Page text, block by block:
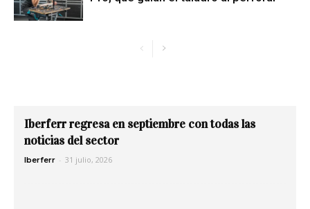
Iberferr regresa en septiembre con todas las
noticias del sector
Iberferr - 31 julio, 2026